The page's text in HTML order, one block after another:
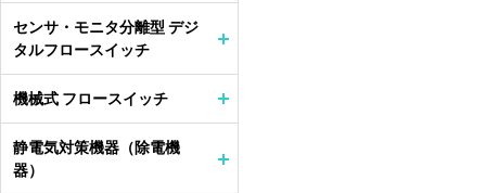
センサ・モニタ分離型 デジ
タルフロースイッチ
機械式 フロースイッチ
静電気対策機器（除電機
器）